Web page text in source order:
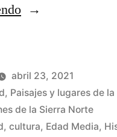
«Robledo
lugar
abandonado»
abril 23, 2021
, Paisajes y lugares de la
de la Sierra Norte
, cultura, Edad Media,